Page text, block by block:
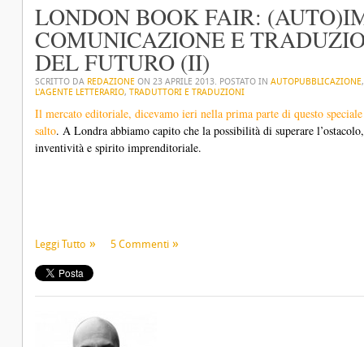
LONDON BOOK FAIR:
COMUNICAZIONE E
DEL FUTURO (II)
SCRITTO DA REDAZIONE ON 23 APRILE 2013. POSTATO IN AUTOPUBBLICAZIONE
L'AGENTE LETTERARIO, TRADUTTORI E TRADUZIONI
Il mercato editoriale, dicevamo ieri nella prima parte di questo
salto. A Londra abbiamo capito che la possibilità di superare
inventività e spirito imprenditoriale.
Leggi Tutto 5 Commenti